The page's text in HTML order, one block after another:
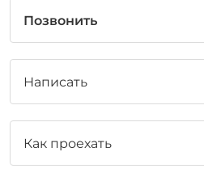
Позвонить
Написать
Как проехать